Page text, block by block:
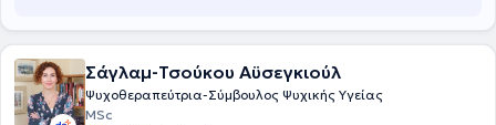
Σάγλαμ-Τσούκου Αϋσεγκιούλ
Ψυχοθεραπεύτρια-Σύμβουλος Ψυχικής Υγείας
MSc